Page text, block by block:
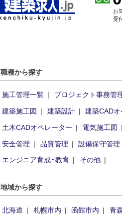
お
受
職種から探す
施工管理一覧
プロジェクト事務管
建築施工図
建築設計
建築CAD
土木CADオペレーター
電気施工図
安全管理
品質管理
設備保守管理
エンジニア育成・教育
その他
地域から探す
北海道 札幌市内 函館市内
青